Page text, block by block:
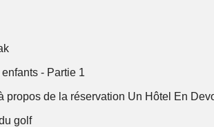
- Partie 1
propos de la réservation Un Hôtel En
golf